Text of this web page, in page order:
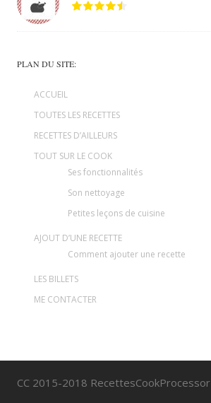
PLAN DU SITE:
ACCUEIL
TOUTES LES RECETTES
RECETTES D’AILLEURS
TOUT SUR LE COOK
Ses fonctionnalités
Son nettoyage
Petites leçons de cuisine
AJOUT D’UNE RECETTE
Comment ajouter une recette
LES BILLETS
ME CONTACTER
CC 2015-2018 RecettesCookProcessor